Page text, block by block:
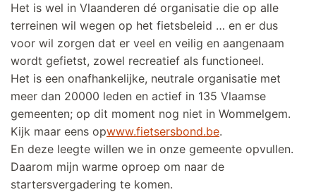
Het is wel in Vlaanderen dé organisatie die op alle
terreinen wil wegen op het fietsbeleid … en er dus
voor wil zorgen dat er veel en veilig en aangenaam
wordt gefietst, zowel recreatief als functioneel.
Het is een onafhankelijke, neutrale organisatie met
meer dan 20000 leden en actief in 135 Vlaamse
gemeenten; op dit moment nog niet in Wommelgem.
Kijk maar eens opwww.fietsersbond.be.
En deze leegte willen we in onze gemeente opvullen.
Daarom mijn warme oproep om naar de
startersvergadering te komen.